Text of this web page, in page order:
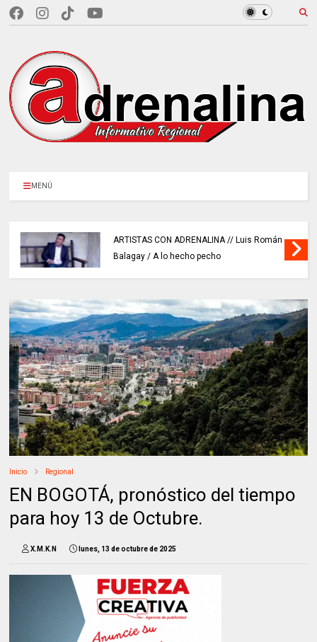
MENÚ
ARTISTAS CON ADRENALINA // Luis Román
Balagay / A lo hecho pecho
Inicio Regional
EN BOGOTÁ, pronóstico del tiempo
para hoy 13 de Octubre.
X.M.K.N lunes, 13 de octubre de 2025